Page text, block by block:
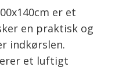
er et
en praktisk og
indkørslen.
et luftigt